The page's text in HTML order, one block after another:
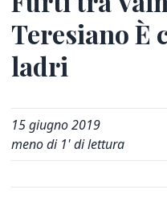
Teresiano È
ladri
15 giugno 2019
meno di 1' di lettura